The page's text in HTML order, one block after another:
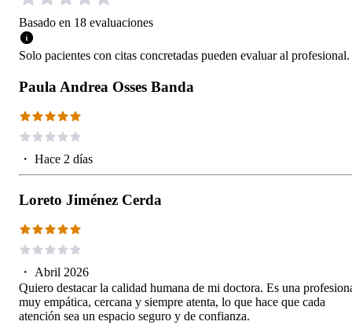
Basado en 18 evaluaciones
Solo pacientes con citas concretadas pueden evaluar al profesional.
Paula Andrea Osses Banda
・ Hace 2 días
Loreto Jiménez Cerda
・ Abril 2026
Quiero destacar la calidad humana de mi doctora. Es una
muy empática, cercana y siempre atenta, lo que hace que cada
atención sea un espacio seguro y de confianza.